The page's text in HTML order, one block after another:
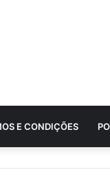
E CONDIÇÕES